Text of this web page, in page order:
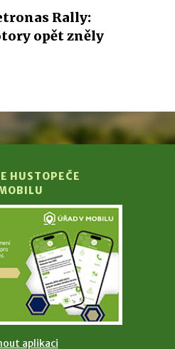
Rally:
opět zněly
HUSTOPEČE
aplikaci